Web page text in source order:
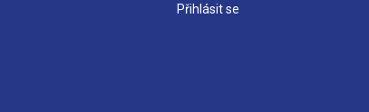
Přihlásit se